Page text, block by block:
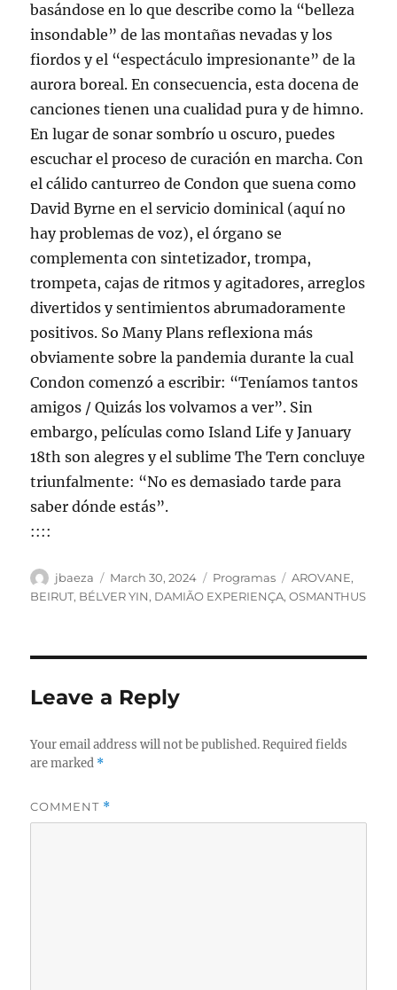
basándose en lo que describe como la “belleza
insondable” de las montañas nevadas y los
fiordos y el “espectáculo impresionante” de la
aurora boreal. En consecuencia, esta docena de
canciones tienen una cualidad pura y de himno.
En lugar de sonar sombrío u oscuro, puedes
escuchar el proceso de curación en marcha. Con
el cálido canturreo de Condon que suena como
David Byrne en el servicio dominical (aquí no
hay problemas de voz), el órgano se
complementa con sintetizador, trompa,
trompeta, cajas de ritmos y agitadores, arreglos
divertidos y sentimientos abrumadoramente
positivos. So Many Plans reflexiona más
obviamente sobre la pandemia durante la cual
Condon comenzó a escribir: “Teníamos tantos
amigos / Quizás los volvamos a ver”. Sin
embargo, películas como Island Life y January
18th son alegres y el sublime The Tern concluye
triunfalmente: “No es demasiado tarde para
saber dónde estás”.
::::
Author
jbaeza
Posted
on
March 30, 2024 Categories
Programas Tags
AROVANE,
BEIRUT, BÉLVER YIN, DAMIÃO EXPERIENÇA,OSMANTHUS
Leave a Reply
Your email address will not be published. Required fields
are marked *
COMMENT *